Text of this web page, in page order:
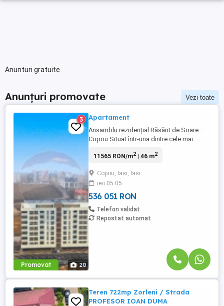
Anunturi gratuite
Anunțuri promovate Vezi toate
Promovat 20
3 Apartament
Ansamblu rezidențial Răsărit de Soare –
Copou Situat într-una dintre cele mai
ansamblul rezidențial Răsărit de Soare
naturii și accesul rapid către facilitățile
urbane. Amplasarea este ideală pentru cei
care își doresc un stil ...
11565 RON/m2| 46 m2
Copou, Iasi, Iasi
ieri 05:05
536 051 RON
Telefon validat
Repostat automat
Teren 722mp Zorleni / Strada
PROFESOR IOAN DUMA